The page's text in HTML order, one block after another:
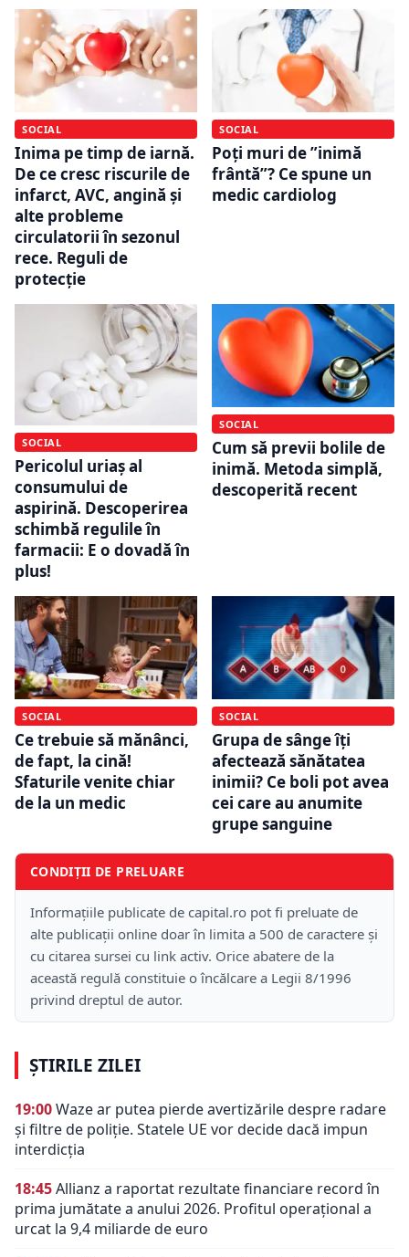
SOCIAL
Inima pe timp de iarnă.
De ce cresc riscurile de
infarct, AVC, angină și
alte probleme
circulatorii în sezonul
rece. Reguli de
protecție
SOCIAL
Poți muri de ”inimă
frântă”? Ce spune un
medic cardiolog
SOCIAL
Pericolul uriaș al
consumului de
aspirină. Descoperirea
schimbă regulile în
farmacii: E o dovadă în
plus!
SOCIAL
Cum să previi bolile de
inimă. Metoda simplă,
descoperită recent
SOCIAL
Ce trebuie să mănânci,
de fapt, la cină!
Sfaturile venite chiar
de la un medic
SOCIAL
Grupa de sânge îți
afectează sănătatea
inimii? Ce boli pot avea
cei care au anumite
grupe sanguine
CONDIȚII DE PRELUARE
Informațiile publicate de capital.ro pot fi preluate de
alte publicații online doar în limita a 500 de caractere și
cu citarea sursei cu link activ. Orice abatere de la
această regulă constituie o încălcare a Legii 8/1996
privind dreptul de autor.
ȘTIRILE ZILEI
19:00Waze ar putea pierde avertizările despre radare
și filtre de poliție. Statele UE vor decide dacă impun
interdicția
18:45Allianz a raportat rezultate financiare record în
prima jumătate a anului 2026. Profitul operațional a
urcat la 9,4 miliarde de euro